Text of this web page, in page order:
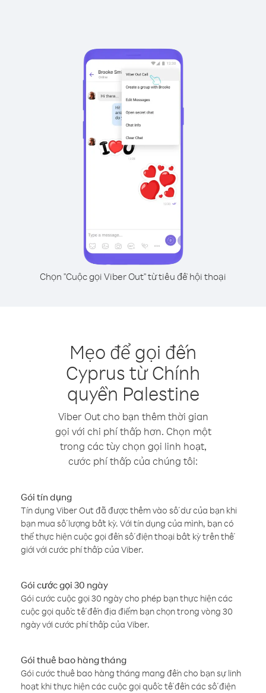
Chọn "Cuộc gọi Viber Out" từ tiêu đề hội thoại
Mẹo để gọi đến
Cyprus từ Chính
quyền Palestine
Viber Out cho bạn thêm thời gian
gọi với chi phí thấp hơn. Chọn một
trong các tùy chọn gọi linh hoạt,
cước phí thấp của chúng tôi:
Gói tín dụng
Tín dụng Viber Out đã được thêm vào số dư của bạn khi
bạn mua số lượng bất kỳ. Với tín dụng của mình, bạn có
thể thực hiện cuộc gọi đến số điện thoại bất kỳ trên thế
giới với cước phí thấp của Viber.
Gói cước gọi 30 ngày
Gói cước cuộc gọi 30 ngày cho phép bạn thực hiện các
cuộc gọi quốc tế đến địa điểm bạn chọn trong vòng 30
ngày với cước phí thấp của Viber.
Gói thuê bao hàng tháng
Gói cước thuê bao hàng tháng mang đến cho bạn sự linh
hoạt khi thực hiện các cuộc gọi quốc tế đến các số điện